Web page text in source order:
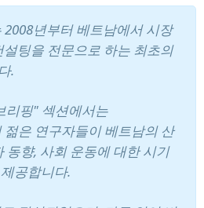
년부터 베트남에서 시장
팅을 전문으로 하는 최초의
.
리핑" 섹션에서는
젊은 연구자들이 베트남의 산
동향, 사회 운동에 대한 시기
공합니다.